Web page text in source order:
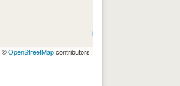
©OpenStreetMapcontributors